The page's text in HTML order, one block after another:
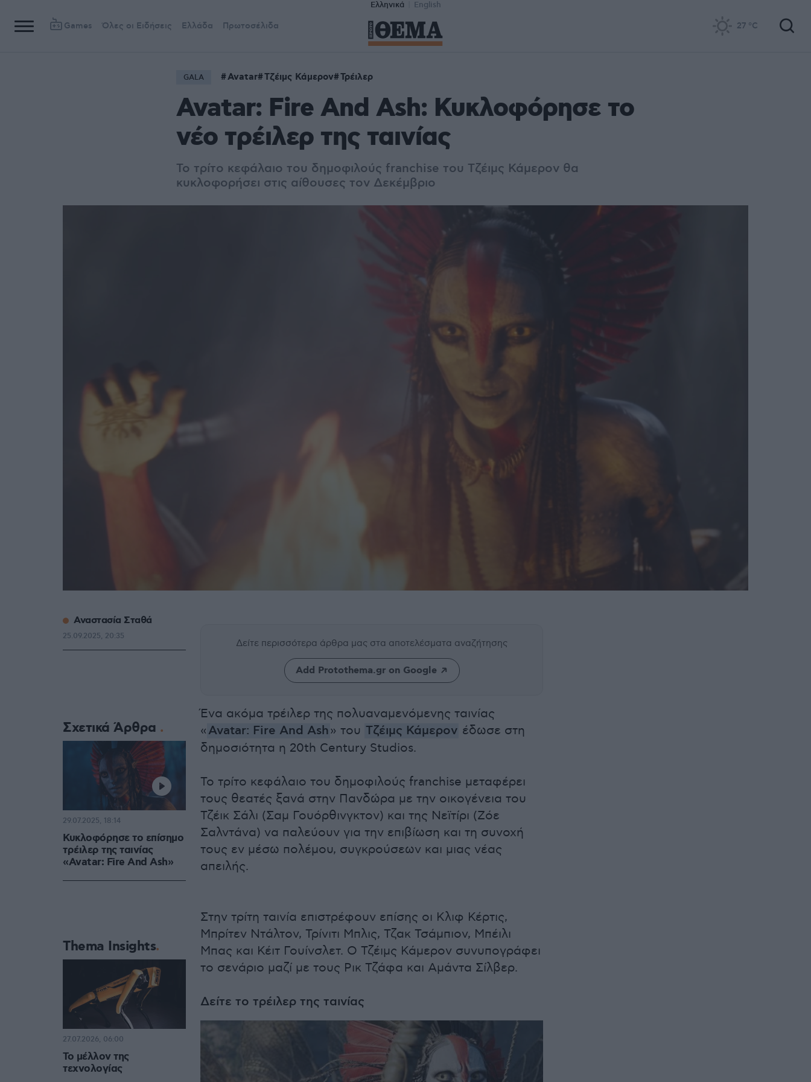
Ελληνικά English
Games Όλες οι Ειδήσεις Ελλάδα Πρωτοσέλιδα 27 °C
GALA Avatar Τζέιμς Κάμερον Τρέιλερ
Avatar: Fire And Ash: Κυκλοφόρησε το
νέο τρέιλερ της ταινίας
Το τρίτο κεφάλαιο του δημοφιλούς franchise του Τζέιμς Κάμερον θα
κυκλοφορήσει στις αίθουσες τον Δεκέμβριο
Δείτε περισσότερα άρθρα μας στα αποτελέσματα αναζήτησης
Add Protothema.gr on Google
Ένα ακόμα τρέιλερ της πολυαναμενόμενης ταινίας
« Avatar: Fire And Ash» του Τζέιμς Κάμερον έδωσε στη
δημοσιότητα η 20th Century Studios.
Το τρίτο κεφάλαιο του δημοφιλούς franchise μεταφέρει
τους θεατές ξανά στην Πανδώρα με την οικογένεια του
Τζέικ Σάλι (Σαμ Γουόρθινγκτον) και της Νεϊτίρι (Ζόε
Σαλντάνα) να παλεύουν για την επιβίωση και τη συνοχή
τους εν μέσω πολέμου, συγκρούσεων και μιας νέας
απειλής.
Στην τρίτη ταινία επιστρέφουν επίσης οι Κλιφ Κέρτις,
Μπρίτεν Ντάλτον, Τρίνιτι Μπλις, Τζακ Τσάμπιον, Μπέιλι
Μπας και Κέιτ Γουίνσλετ. Ο Τζέιμς Κάμερον συνυπογράφει
το σενάριο μαζί με τους Ρικ Τζάφα και Αμάντα Σίλβερ.
Δείτε το τρέιλερ της ταινίας
Αναστασία Σταθά
25.09.2025, 20:35
Σχετικά Άρθρα
Κυκλοφόρησε το επίσημο
τρέιλερ της ταινίας
«Avatar: Fire And Ash»
29.07.2025, 18:14
Thema Insights
Το μέλλον της
τεχνολογίας
27.07.2026, 06:00